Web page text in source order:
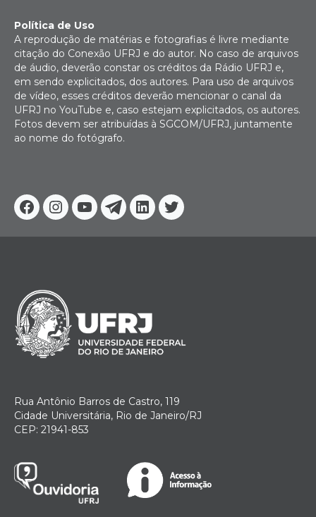
Facebook
Instagram
YoutubeTelegram
Linkedin
Twitter
Política de Uso
A reprodução de matérias e fotografias é livre mediante
citação do Conexão UFRJ e do autor. No caso de arquivos
de áudio, deverão constar os créditos da Rádio UFRJ e,
em sendo explicitados, dos autores. Para uso de arquivos
de vídeo, esses créditos deverão mencionar o canal da
UFRJ no YouTube e, caso estejam explicitados, os autores.
Fotos devem ser atribuídas à SGCOM/UFRJ, juntamente
ao nome do fotógrafo.
Rua Antônio Barros de Castro, 119
Cidade Universitária, Rio de Janeiro/RJ
CEP: 21941-853